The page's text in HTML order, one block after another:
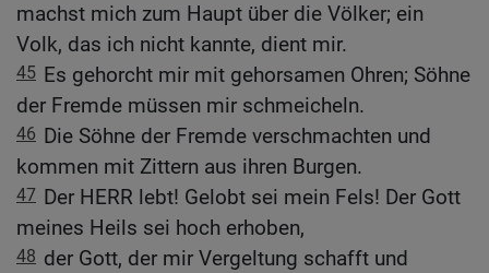
machst mich zum Haupt über die Völker; ein
Volk, das ich nicht kannte, dient mir.
45 Es gehorcht mir mit gehorsamen Ohren; Söhne
der Fremde müssen mir schmeicheln.
46 Die Söhne der Fremde verschmachten und
kommen mit Zittern aus ihren Burgen.
47 Der HERR lebt! Gelobt sei mein Fels! Der Gott
meines Heils sei hoch erhoben,
48 der Gott, der mir Vergeltung schafft und